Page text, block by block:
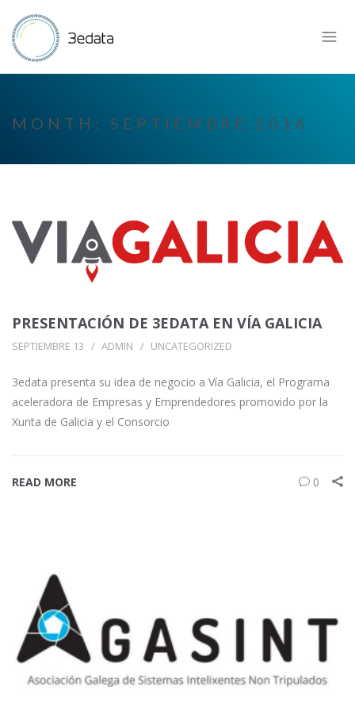
MONTH: SEPTIEMBRE 2016
PRESENTACIÓN DE 3EDATA EN VÍA GALICIA
SEPTIEMBRE 13 ADMIN UNCATEGORIZED
3edata presenta su idea de negocio a Vía Galicia, el Programa
aceleradora de Empresas y Emprendedores promovido por la
Xunta de Galicia y el Consorcio
READ MORE 0